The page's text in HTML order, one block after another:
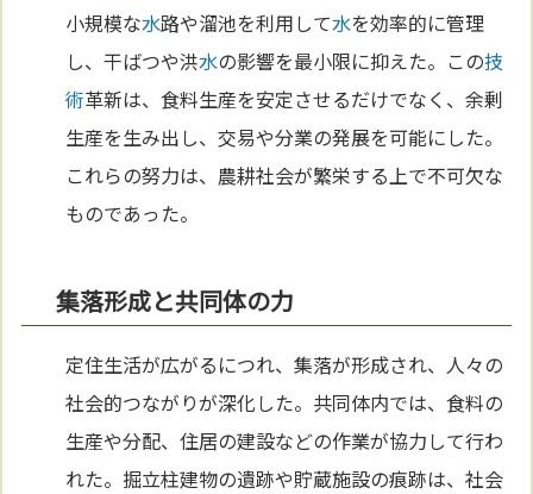
小規模な水路や溜池を利用して水を効率的に管理
し、干ばつや洪水の影響を最小限に抑えた。この技
術革新は、食料生産を安定させるだけでなく、余剰
生産を生み出し、交易や分業の発展を可能にした。
これらの努力は、農耕社会が繁栄する上で不可欠な
ものであった。
集落形成と共同体の力
定住生活が広がるにつれ、集落が形成され、人々の
社会的つながりが深化した。共同体内では、食料の
生産や分配、住居の建設などの作業が協力して行わ
れた。掘立柱建物の遺跡や貯蔵施設の痕跡は、社会